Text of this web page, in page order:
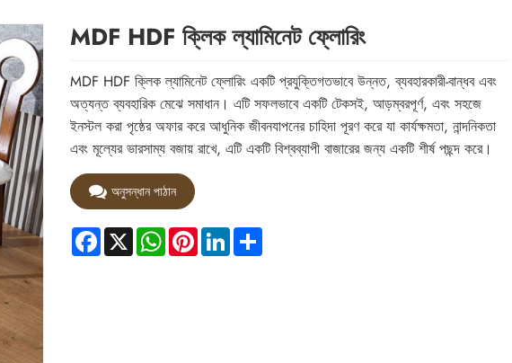
MDF HDF ক্লিক ল্যামিনেট ফ্লোরিং
MDF HDF ক্লিক ল্যামিনেট ফ্লোরিং একটি প্রযুক্তিগতভাবে উন্নত, ব্যবহারকারী-বান্ধব এবং
অত্যন্ত ব্যবহারিক মেঝে সমাধান। এটি সফলভাবে একটি টেকসই, আড়ম্বরপূর্ণ, এবং সহজে
ইনস্টল করা পৃষ্ঠের অফার করে আধুনিক জীবনযাপনের চাহিদা পূরণ করে যা কার্যক্ষমতা, নান্দনিকতা
এবং মূল্যের ভারসাম্য বজায় রাখে, এটি একটি বিশ্বব্যাপী বাজারের জন্য একটি শীর্ষ পছন্দ করে।
অনুসন্ধান পাঠান
Facebook
X WhatsApp
PinterestLinkedInShare